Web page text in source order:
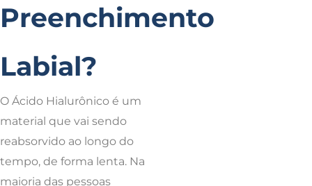
Preenchimento
Labial?
O Ácido Hialurônico é um
material que vai sendo
reabsorvido ao longo do
tempo, de forma lenta. Na
maioria das pessoas